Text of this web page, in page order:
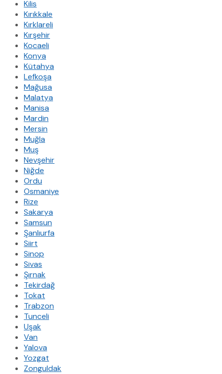
Kilis
Kırıkkale
Kırklareli
Kırşehir
Kocaeli
Konya
Kütahya
Lefkoşa
Mağusa
Malatya
Manisa
Mardin
Mersin
Muğla
Muş
Nevşehir
Niğde
Ordu
Osmaniye
Rize
Sakarya
Samsun
Şanlıurfa
Siirt
Sinop
Sivas
Şırnak
Tekirdağ
Tokat
Trabzon
Tunceli
Uşak
Van
Yalova
Yozgat
Zonguldak